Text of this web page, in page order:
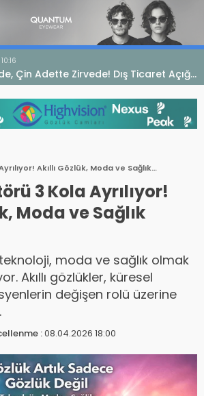
Çin Adette Zirvede! Dış Ticaret Açığı
Akıllı Gözlük, Moda ve Sağlık
3 Kola Ayrılıyor!
Moda ve Sağlık
moda ve sağlık olmak
Akıllı gözlükler, küresel
değişen rolü üzerine
:08.04.2026 18:00